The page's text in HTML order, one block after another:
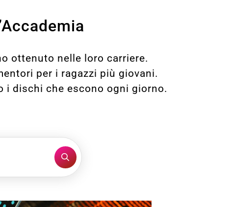
ottenuto nelle loro carriere.
per i ragazzi più giovani.
i dischi che escono ogni giorno.